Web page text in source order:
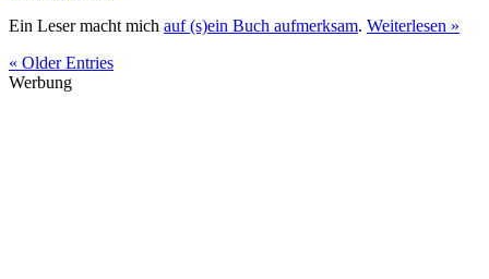
Ein Leser macht mich auf (s)ein Buch aufmerksam. Weiterlesen »
« Older Entries
Werbung